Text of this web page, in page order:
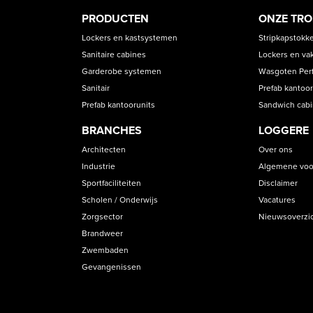
PRODUCT
CATEGORIES
PRODUCTEN
Lockers en kastsystemen
Sanitaire cabines
Garderobe systemen
Sanitair
Prefab kantoorunits
BRANCHES
Architecten
Industrie
Sportfaciliteiten
Scholen / Onderwijs
Zorgsector
Brandweer
Zwembaden
Gevangenissen
ONZE
Lockers en
Wasgoten
Prefab
Sandwich
LOGGERE
Over ons
Algemene
Disclaimer
Vacatures